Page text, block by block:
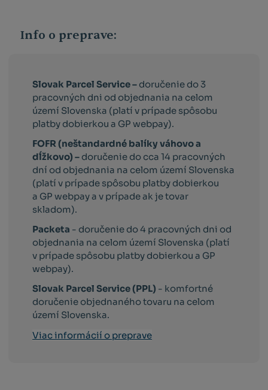
Info o preprave:
Slovak Parcel Service – doručenie do 3
pracovných dni od objednania na celom
území Slovenska (platí v prípade spôsobu
platby dobierkou a GP webpay).
FOFR (neštandardné balíky váhovo a
dĺžkovo) – doručenie do cca 14 pracovných
dní od objednania na celom území Slovenska
(platí v prípade spôsobu platby dobierkou
a GP webpay a v prípade ak je tovar
skladom).
Packeta - doručenie do 4 pracovných dni od
objednania na celom území Slovenska (platí
v prípade spôsobu platby dobierkou a GP
webpay).
Slovak Parcel Service (PPL) - komfortné
doručenie objednaného tovaru na celom
území Slovenska.
Viac informácií o preprave